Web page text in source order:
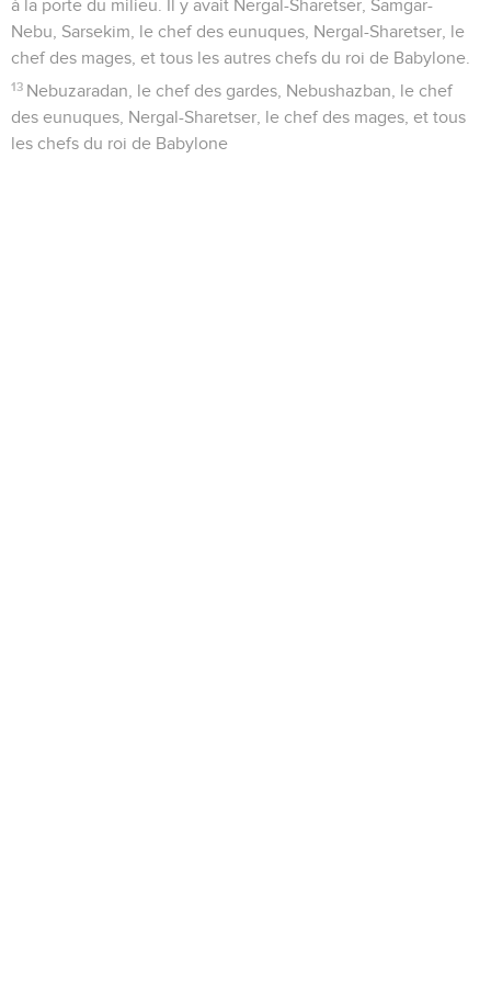
à la porte du milieu. Il y avait Nergal-Sharetser, Samgar-
Nebu, Sarsekim, le chef des eunuques, Nergal-Sharetser, le
chef des mages, et tous les autres chefs du roi de Babylone.
13 Nebuzaradan, le chef des gardes, Nebushazban, le chef
des eunuques, Nergal-Sharetser, le chef des mages, et tous
les chefs du roi de Babylone